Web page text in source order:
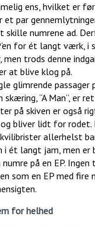
ens, hvilket er
par
skille numrene ad.
for ét langt værk,
trods denne
at blive klog på.
glimrende passager
“A Man”, er
på skiven er også
bliver lidt for rodet.
allerhelst
i ét langt jam, men
på en EP.
som en EP med fire
for helhed